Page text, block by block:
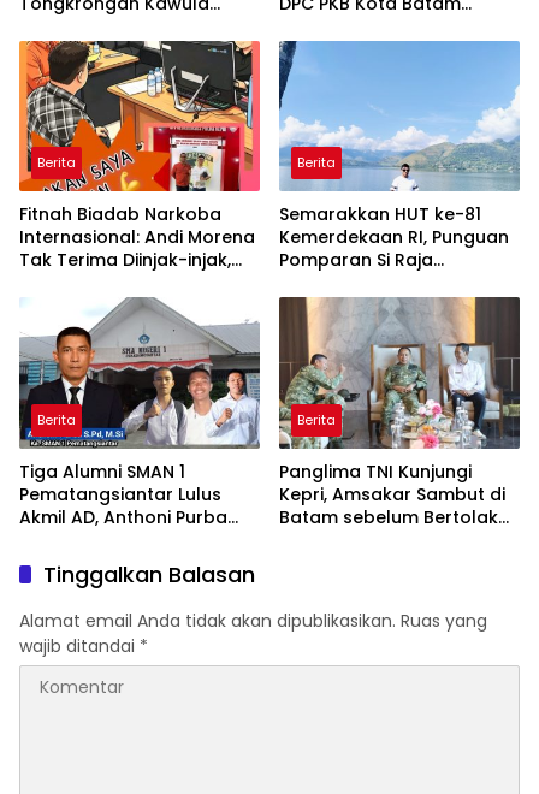
Pematangsiantar
usulan Warga Patam
Indah Minta Jalan,
Ambulans, dan Sarana
Olahraga
Berita
Fitnah Biadab Narkoba
Internasional: Andi Morena
Tak Terima Diinjak-injak,
Penyebar Hoaks ke Polda
Kepri!
Berita
Semarakkan HUT ke-81
Kemerdekaan RI, Punguan
Pomparan Si Raja
Gelar Berbagai
Perlombaan
Berita
Tiga Alumni SMAN 1
Pematangsiantar Lulus
Akmil AD, Anthoni Purba
Berita
Panglima TNI Kunjungi
Kepri, Amsakar Sambut di
Batam sebelum Bertolak
Tinggalkan Balasan
Alamat email Anda tidak akan dipublikasikan. Ruas yang
wajib ditandai *